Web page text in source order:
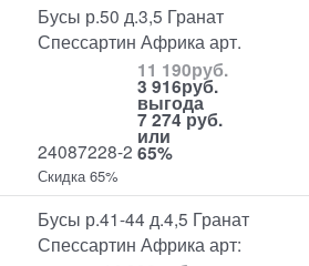
Бусы р.50 д.3,5 Гранат
Спессартин Африка арт.
24087228-2
11 190руб.
3 916руб.
выгода
7 274 руб.
или
65%
Скидка 65%
Бусы р.41-44 д.4,5 Гранат
Спессартин Африка арт: